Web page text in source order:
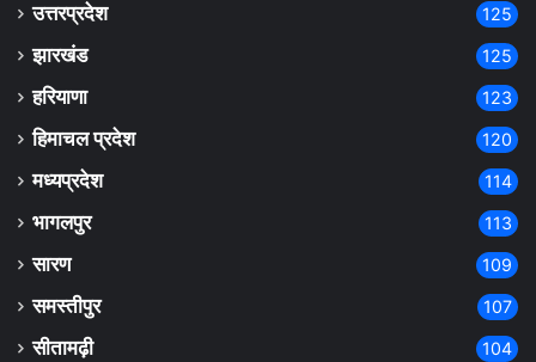
उत्तरप्रदेश 125
झारखंड 125
हरियाणा 123
हिमाचल प्रदेश 120
मध्यप्रदेश 114
भागलपुर 113
सारण 109
समस्तीपुर 107
सीतामढ़ी 104